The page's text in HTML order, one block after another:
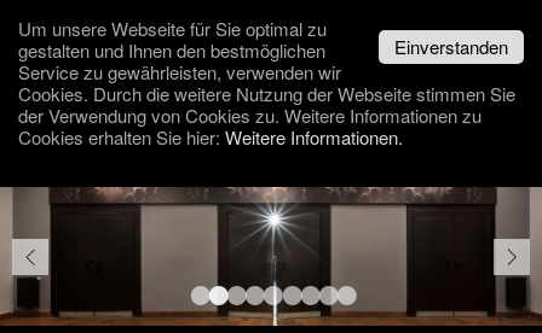
Einverstanden
Um unsere Webseite für Sie optimal zu
gestalten und Ihnen den bestmöglichen
Service zu gewährleisten, verwenden wir
Cookies. Durch die weitere Nutzung der Webseite stimmen Sie
der Verwendung von Cookies zu. Weitere Informationen zu
Cookies erhalten Sie hier: Weitere Informationen.
☰
Navigation
überspringen
•••••••••